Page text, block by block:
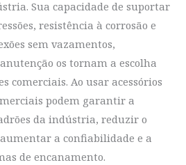
Sua capacidade de suportar
resistência à corrosão e
sem vazamentos,
os tornam a escolha
comerciais. Ao usar acessórios
podem garantir a
da indústria, reduzir o
a confiabilidade e a
de encanamento.